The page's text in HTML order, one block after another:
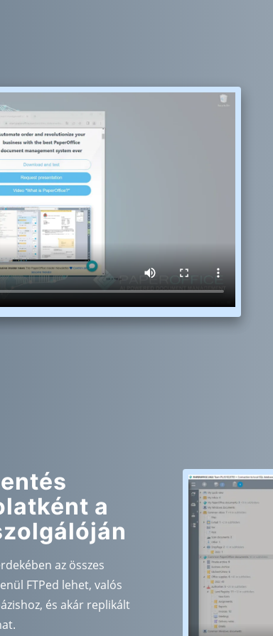
a
az összes
FTPed lehet, valós
és akár replikált